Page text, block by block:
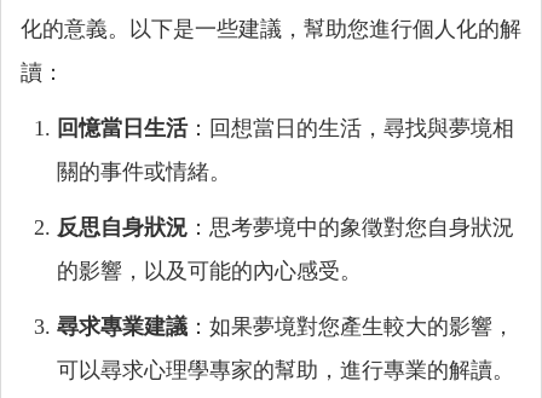
化的意義。以下是一些建議，幫助您進行個人化的解
讀：
回憶當日生活：回想當日的生活，尋找與夢境相
關的事件或情緒。
反思自身狀況 ：思考夢境中的象徵對您自身狀況
的影響，以及可能的內心感受。
尋求專業建議 ：如果夢境對您產生較大的影響，
可以尋求心理學專家的幫助，進行專業的解讀。